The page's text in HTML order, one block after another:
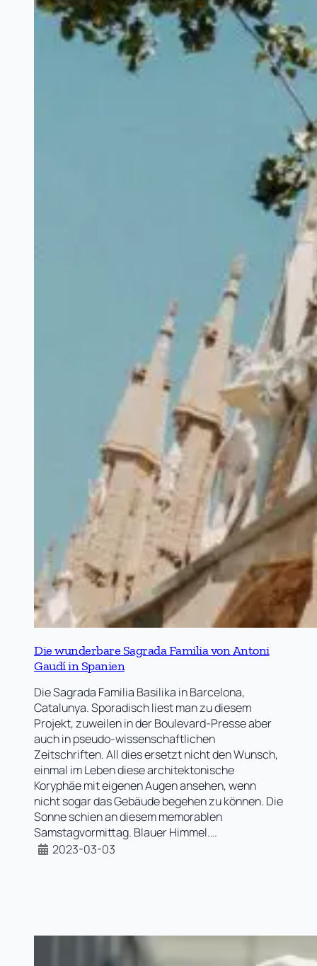
Die wunderbare Sagrada Familia von Antoni
Gaudí in Spanien
Die Sagrada Familia Basilika in Barcelona,
Catalunya. Sporadisch liest man zu diesem
Projekt, zuweilen in der Boulevard-Presse aber
auch in pseudo-wissenschaftlichen
Zeitschriften. All dies ersetzt nicht den Wunsch,
einmal im Leben diese architektonische
Koryphäe mit eigenen Augen ansehen, wenn
nicht sogar das Gebäude begehen zu können. Die
Sonne schien an diesem memorablen
Samstagvormittag. Blauer Himmel.…
2023-03-03